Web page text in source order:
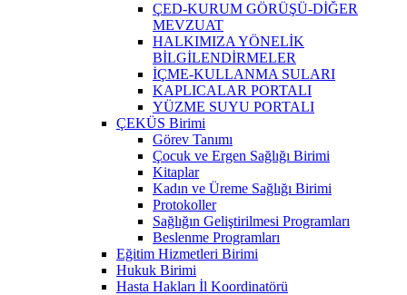
ÇED-KURUM GÖRÜŞÜ-DİĞER
MEVZUAT
HALKIMIZA YÖNELİK
BİLGİLENDİRMELER
İÇME-KULLANMA SULARI
KAPLICALAR PORTALI
YÜZME SUYU PORTALI
ÇEKÜS Birimi
Görev Tanımı
Çocuk ve Ergen Sağlığı Birimi
Kitaplar
Kadın ve Üreme Sağlığı Birimi
Protokoller
Sağlığın Geliştirilmesi Programları
Beslenme Programları
Eğitim Hizmetleri Birimi
Hukuk Birimi
Hasta Hakları İl Koordinatörü